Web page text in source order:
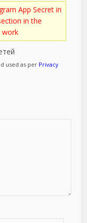
App Secret in
in the
work
used as per Privacy